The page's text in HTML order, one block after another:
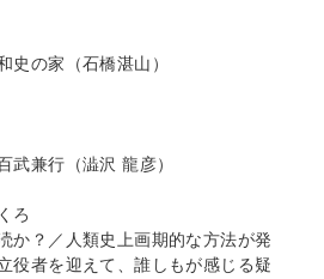
史の家（石橋湛山）
兼行（澁沢 龍彦）
ろ
か？／人類史上画期的な方法が発
役者を迎えて、誰しもが感じる疑